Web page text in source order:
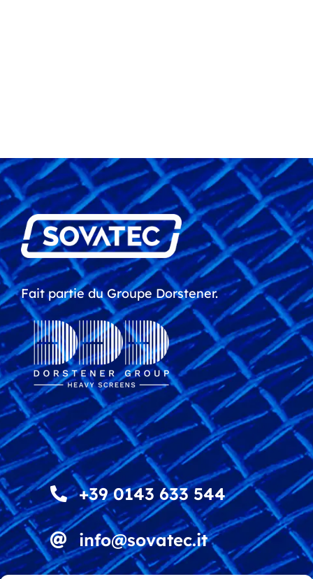
Fait partie du Groupe Dorstener.
+39 0143 633 544
info@sovatec.it